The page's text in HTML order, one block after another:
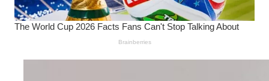
Wanita Pamer Pakaian